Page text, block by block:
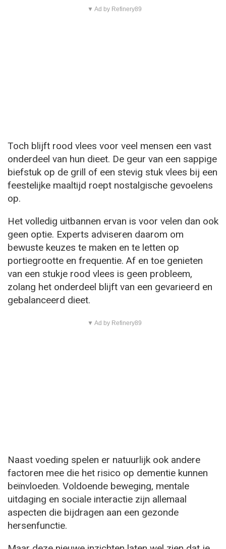
▼ Ad by Refinery89
Toch blijft rood vlees voor veel mensen een vast
onderdeel van hun dieet. De geur van een sappige
biefstuk op de grill of een stevig stuk vlees bij een
feestelijke maaltijd roept nostalgische gevoelens
op.
Het volledig uitbannen ervan is voor velen dan ook
geen optie. Experts adviseren daarom om
bewuste keuzes te maken en te letten op
portiegrootte en frequentie. Af en toe genieten
van een stukje rood vlees is geen probleem,
zolang het onderdeel blijft van een gevarieerd en
gebalanceerd dieet.
▼ Ad by Refinery89
Naast voeding spelen er natuurlijk ook andere
factoren mee die het risico op dementie kunnen
beïnvloeden. Voldoende beweging, mentale
uitdaging en sociale interactie zijn allemaal
aspecten die bijdragen aan een gezonde
hersenfunctie.